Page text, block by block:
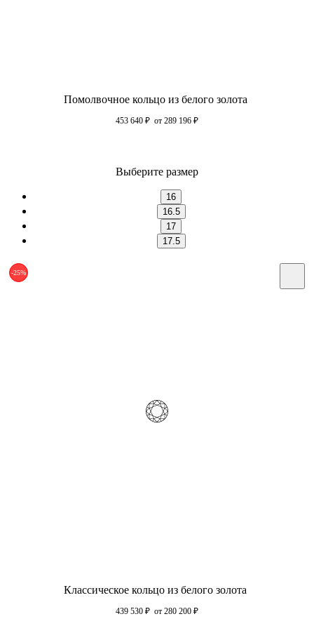
Помолвочное кольцо из белого золота
453 640 ₽ от 289 196 ₽
Выберите размер
16
16.5
17
17.5
-25%
Классическое кольцо из белого золота
439 530 ₽ от 280 200 ₽